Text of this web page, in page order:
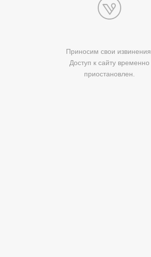
Приносим свои извинения.
Доступ к сайту временно
приостановлен.